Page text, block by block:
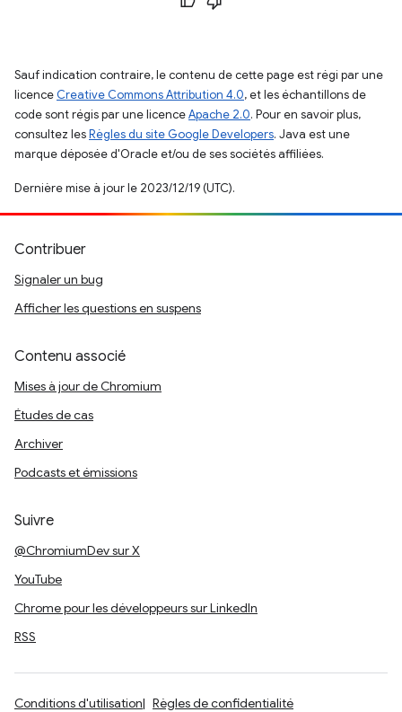
Sauf indication contraire, le contenu de cette page est régi par une
licence Creative Commons Attribution 4.0, et les échantillons de
code sont régis par une licenceApache 2.0. Pour en savoir plus,
consultez lesRègles du site Google Developers. Java est une
marque déposée d'Oracle et/ou de ses sociétés affiliées.
Dernière mise à jour le 2023/12/19 (UTC).
Contribuer
Signaler un bug
Afficher les questions en suspens
Contenu associé
Mises à jour de Chromium
Études de cas
Archiver
Podcasts et émissions
Suivre
@ChromiumDev sur X
YouTube
Chrome pour les développeurs sur LinkedIn
RSS
Conditions d'utilisation
Règles de confidentialité